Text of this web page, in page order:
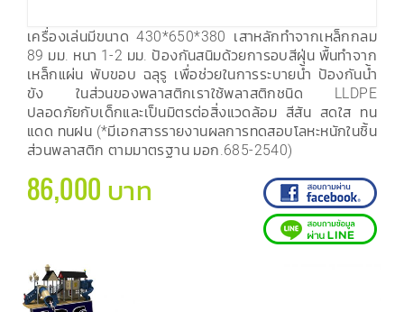
เครื่องเล่นมีขนาด 430*650*380 เสาหลักทำจากเหล็กกลม
89 มม. หนา 1-2 มม. ป้องกันสนิมด้วยการอบสีฝุ่น พื้นทำจาก
เหล็กแผ่น พับขอบ ฉลุรู เพื่อช่วยในการระบายน้ำ ป้องกันน้ำ
ขัง ในส่วนของพลาสติกเราใช้พลาสติกชนิด LLDPE
ปลอดภัยกับเด็กและเป็นมิตรต่อสิ่งแวดล้อม สีสัน สดใส ทน
แดด ทนฝน (*มีเอกสารรายงานผลการทดสอบโลหะหนักในชิ้น
ส่วนพลาสติก ตามมาตรฐาน มอก.685-2540)
86,000 บาท